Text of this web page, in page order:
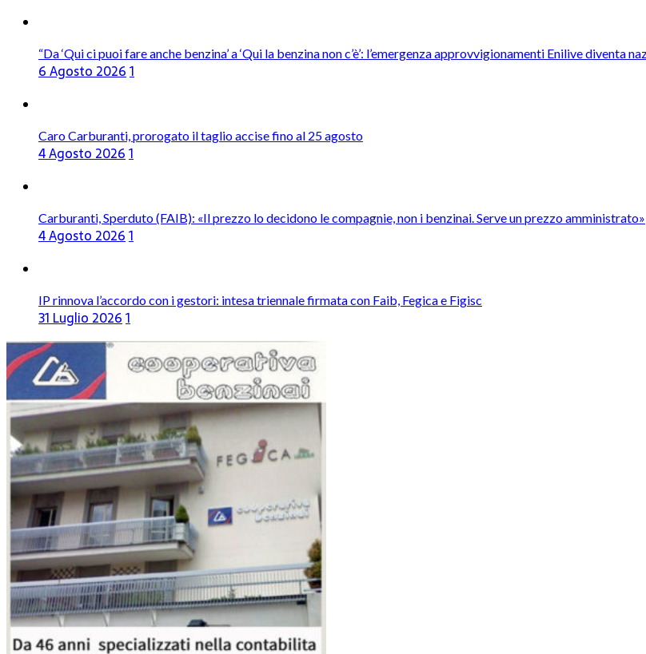
“Da ‘Qui ci puoi fare anche benzina’ a ‘Qui la benzina non c’è’: l’emergenza approvvigionamenti Enilive diventa
6 Agosto 20261
Caro Carburanti, prorogato il taglio accise fino al 25 agosto
4 Agosto 20261
Carburanti, Sperduto (FAIB): «Il prezzo lo decidono le compagnie, non i benzinai. Serve un prezzo amministrato»
4 Agosto 20261
IP rinnova l’accordo con i gestori: intesa triennale firmata con Faib, Fegica e Figisc
31 Luglio 20261